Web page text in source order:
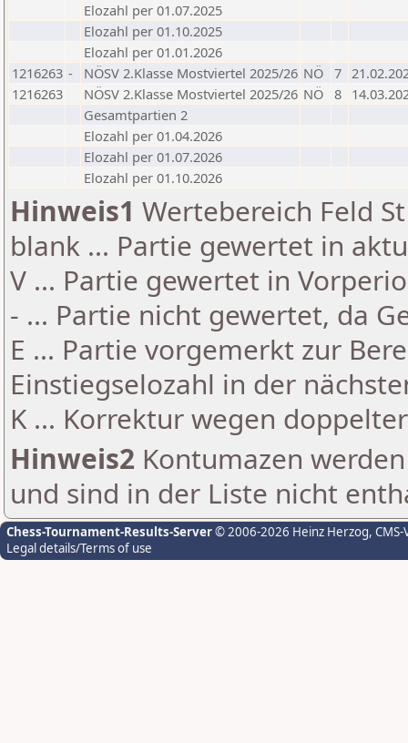
Elozahl per 01.07.2025
Elozahl per 01.10.2025
Elozahl per 01.01.2026
1216263 - NÖSV 2.Klasse Mostviertel 2025/26 NÖ 7
1216263
NÖSV 2.Klasse Mostviertel 2025/26 NÖ 8
Gesamtpartien 2
Elozahl per 01.04.2026
Elozahl per 01.07.2026
Elozahl per 01.10.2026
Hinweis1 Wertebereich Feld
blank ... Partie gewertet in
V ... Partie gewertet in
- ... Partie nicht gewertet, da
E ... Partie vorgemerkt zur
Einstiegselozahl in der
K ... Korrektur wegen
Hinweis2 Kontumazen
und sind in der Liste nicht
Chess-Tournament-Results-Server© 2006-2026 Heinz Herzog,
Legal details/Terms of use